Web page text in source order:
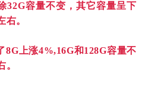
32G容量不变，其它容量呈下
右。
8G上涨4%,16G和128G容量不